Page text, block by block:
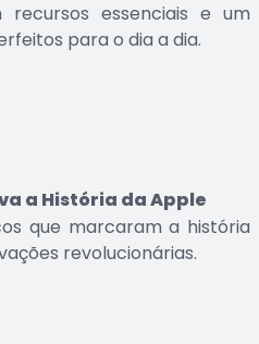
recursos essenciais e um
para o dia a dia.
a História da Apple
que marcaram a história
revolucionárias.